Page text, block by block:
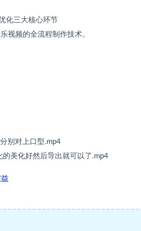
化三大核心环节
视频的全流程制作技术。
别对上口型.mp4
美化好然后导出就可以了.mp4